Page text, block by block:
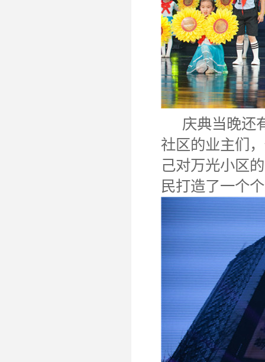
庆典当晚还
社区的业主们
己对万光小区
民打造了一个